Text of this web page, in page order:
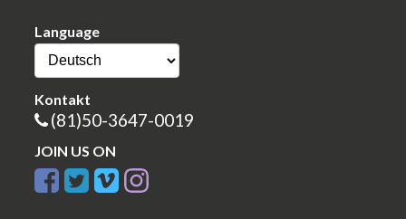
Language
Kontakt
(81)50-3647-0019
JOIN US ON